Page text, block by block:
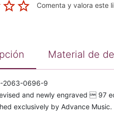
Comenta y valora este
Material de
2063-0696-9
and newly engraved  97
exclusively by Advance Music.